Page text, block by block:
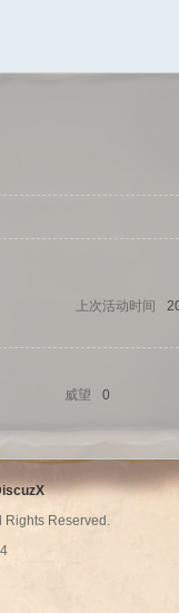
上次活动时间
威望
0
Rights Reserved.